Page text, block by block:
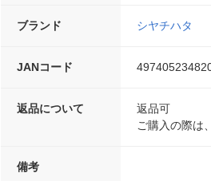
ブランド シヤチハタ
JANコード
返品について
返品可
ご購入の際は
備考